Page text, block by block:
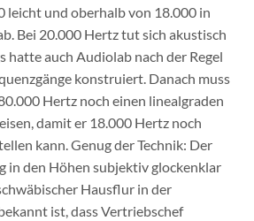
leicht und oberhalb von 18.000 in
Bei 20.000 Hertz tut sich akustisch
hatte auch Audiolab nach der Regel
konstruiert. Danach muss
Hertz noch einen linealgraden
damit er 18.000 Hertz noch
kann. Genug der Technik: Der
in den Höhen subjektiv glockenklar
Hausflur in der
ist, dass Vertriebschef